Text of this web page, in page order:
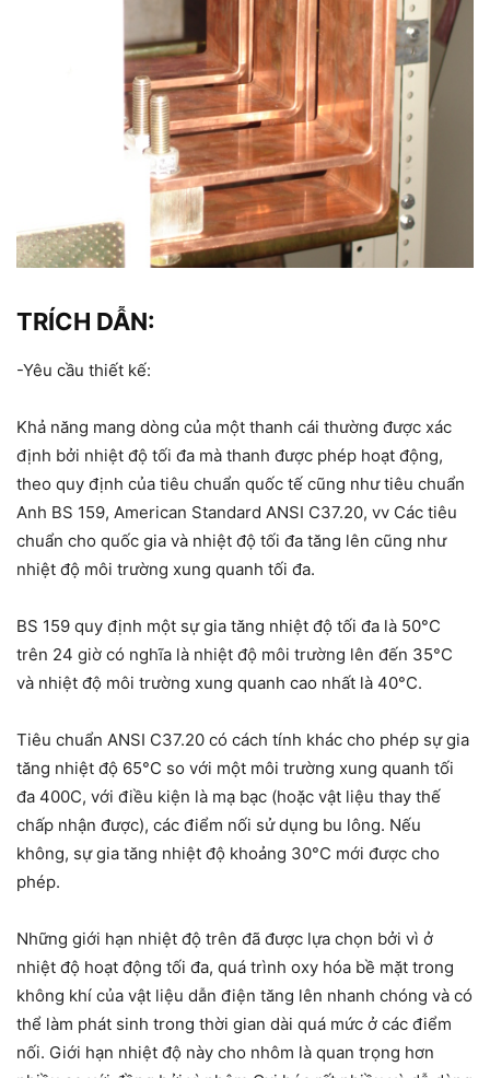
TRÍCH DẪN:
-Yêu cầu thiết kế:
Khả năng mang dòng của một thanh cái thường được xác
định bởi nhiệt độ tối đa mà thanh được phép hoạt động,
theo quy định của tiêu chuẩn quốc tế cũng như tiêu chuẩn
Anh BS 159, American Standard ANSI C37.20, vv Các tiêu
chuẩn cho quốc gia và nhiệt độ tối đa tăng lên cũng như
nhiệt độ môi trường xung quanh tối đa.
BS 159 quy định một sự gia tăng nhiệt độ tối đa là 50°C
trên 24 giờ có nghĩa là nhiệt độ môi trường lên đến 35°C
và nhiệt độ môi trường xung quanh cao nhất là 40°C.
Tiêu chuẩn ANSI C37.20 có cách tính khác cho phép sự gia
tăng nhiệt độ 65°C so với một môi trường xung quanh tối
đa 400C, với điều kiện là mạ bạc (hoặc vật liệu thay thế
chấp nhận được), các điểm nối sử dụng bu lông. Nếu
không, sự gia tăng nhiệt độ khoảng 30°C mới được cho
phép.
Những giới hạn nhiệt độ trên đã được lựa chọn bởi vì ở
nhiệt độ hoạt động tối đa, quá trình oxy hóa bề mặt trong
không khí của vật liệu dẫn điện tăng lên nhanh chóng và có
thể làm phát sinh trong thời gian dài quá mức ở các điểm
nối. Giới hạn nhiệt độ này cho nhôm là quan trọng hơn